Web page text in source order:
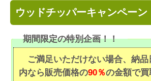
ウッドチッパーキャンペーン
期間限定の特別企画！！
ご満足いただけない場合、納品
内なら販売価格の90％の金額で買